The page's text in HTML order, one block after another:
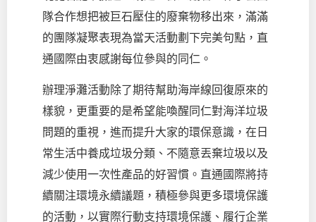
隊合作想把被巨石壓住的廢棄物移出來，滿滿
的團隊凝聚表現為當天活動劃下完美句點，直
通國際由衷感謝每位參與的同仁。
辦理淨灘活動除了期待幫助海岸線回復原來的
樣貌，更重要的是希望能喚醒同仁對海洋垃圾
問題的重視，進而提升大家的環保意識，在日
常生活中養成垃圾分類、不隨意丟棄垃圾以及
減少使用一次性產品的好習慣。直通國際將持
續關注環境永續議題，積極參與更多環境保護
的活動，以實際行動支持環境保護、履行企業